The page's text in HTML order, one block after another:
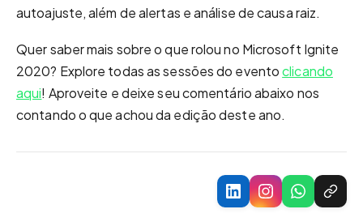
autoajuste, além de alertas e análise de causa raiz.
Quer saber mais sobre o que rolou no Microsoft Ignite
2020? Explore todas as sessões do eventoclicando
aqui! Aproveite e deixe seu comentário abaixo nos
contando o que achou da edição deste ano.